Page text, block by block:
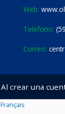
Web:
Teléfono:
Correo:
Al crear una
Français